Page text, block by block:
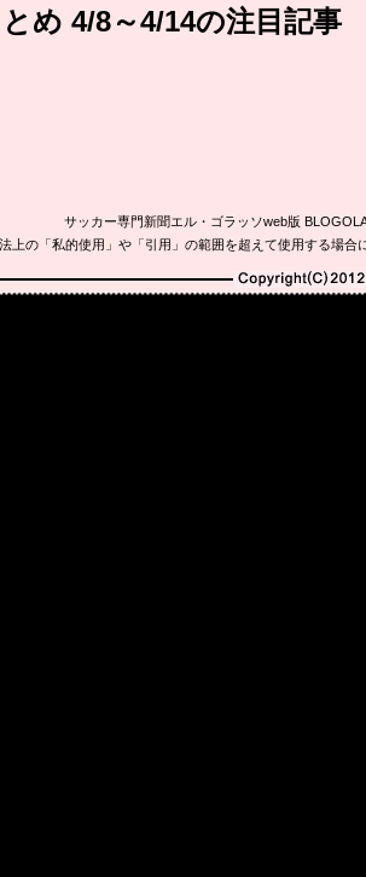
め 4/8～4/14の注目記事
サッカー専門新聞エル・ゴラッソweb版
上の「私的使用」や「引用」の範囲を超えて使用する場
Copyright(C)2010-